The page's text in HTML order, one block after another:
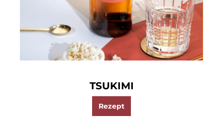
TSUKIMI
Rezept